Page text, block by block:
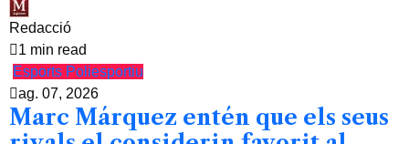
Redacció
1 min read
Esports Poliesportiu
ag. 07, 2026
Marc Márquez entén que els seus